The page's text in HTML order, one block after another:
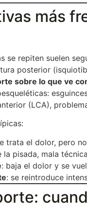
más
se repiten suelen
posterior
sobre lo que ve
(LCA),
trata el dolor, pero
pisada, mala
: baja el dolor y se
: se reintroduce